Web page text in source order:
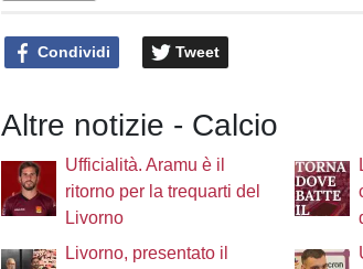
Condividi Tweet
Altre notizie - Calcio
Ufficialità. Aramu è il
ritorno per la trequarti del
Livorno
Livorno, presentato il